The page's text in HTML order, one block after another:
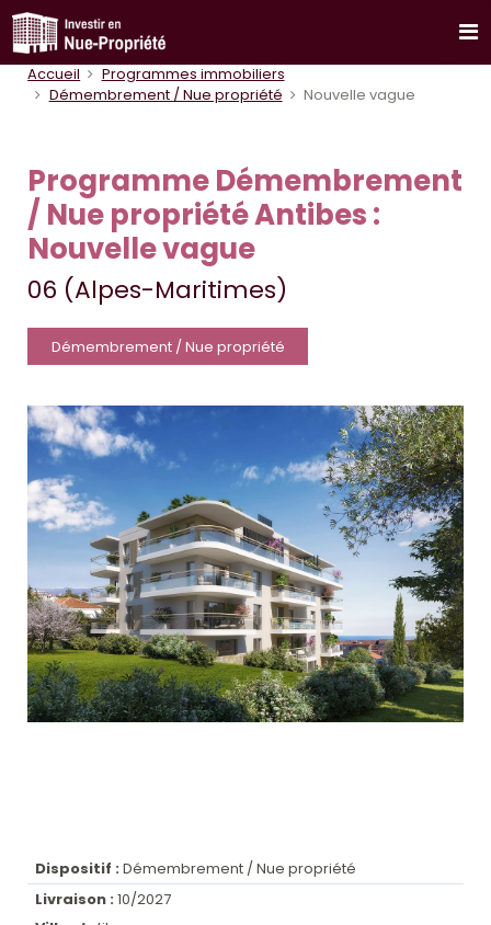
Accueil
Programmes immobiliers
Démembrement / Nue propriété
Nouvelle vague
Programme Démembrement
/ Nue propriété Antibes :
Nouvelle vague
06 (Alpes-Maritimes)
Démembrement / Nue propriété
Dispositif : Démembrement / Nue propriété
Livraison : 10/2027